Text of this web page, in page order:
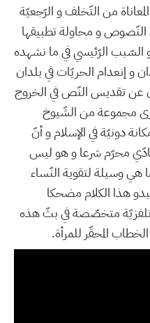
من التّخلف و الرّجعيّة
النّصوص و محاولة تطبيقها
السّبب الرّئيسي في ما نشهده
و إنعدام الحريّات في بلدان
عن تقديس النّص في الخروج
مجموعة من الشّيوخ
دونيّة في الإسلام و أنّ
محرّم شرعا و هو ليس
هي وسيلة لتقوية النّساء
هذا الكلام مضحكا
تلفزيّة متخصّصة في بثّ هذه
المحقّر للمرأة.